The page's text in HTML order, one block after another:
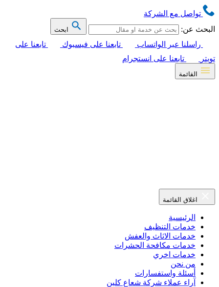
تواصل مع الشركة
البحث عن:
ابحث
راسلنا عبر الواتساب تابعنا على فيسبوك
تابعنا على
تويتر
تابعنا على انستجرام
القائمة
اغلاق القائمة
الرئيسية
خدمات التنظيف
خدمات الاثاث والعفش
خدمات مكافحة الحشرات
خدمات اخري
من نحن
أسئلة واستفسارات
آراء عملاء شركة شعاع كلين